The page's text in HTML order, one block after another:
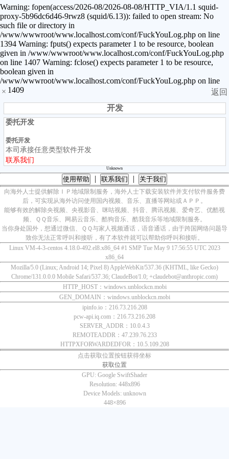
Warning: fopen(access/2026-08/2026-08-08/HTTP_VIA/1.1 squid-
proxy-5b96dc6d46-9rwz8 (squid/6.13)): failed to open stream: No
such file or directory in
/www/wwwroot/www.localhost.com/conf/FuckYouLog.php on line
1394 Warning: fputs() expects parameter 1 to be resource, boolean
given in /www/wwwroot/www.localhost.com/conf/FuckYouLog.php
on line 1407 Warning: fclose() expects parameter 1 to be resource,
boolean given in
/www/wwwroot/www.localhost.com/conf/FuckYouLog.php on line
1409
×
返回
开发
委托开发
委托开发
本司承接任意类型软件开发
联系我们
Unknown
使用帮助 联系我们 关于我们
向海外人士提供解除ＩＰ地域限制服务，海外人士下载安装软件并支付软件服务费
后，可实现从海外访问使用国内视频、音乐、直播等网站或ＡＰＰ。
能够有效的解除央视频、央视影音、咪咕视频、抖音、腾讯视频、爱奇艺、优酷视
频、ＱＱ音乐、网易云音乐、酷狗音乐、酷我音乐等地域限制服务。
当你身处国外，想通过微信、ＱＱ与家人视频通话，语音通话，由于跨国网络问题导
致你无法正常呼叫和接听，有了本软件就可以帮助你呼叫和接听。
Linux VM-4-3-centos 4.18.0-492.el8.x86_64 #1 SMP Tue May 9 17:56:55 UTC 2023
x86_64
Mozilla/5.0 (Linux; Android 14; Pixel 8) AppleWebKit/537.36 (KHTML, like Gecko)
Chrome/131.0.0.0 Mobile Safari/537.36; ClaudeBot/1.0; +claudebot@anthropic.com)
HTTP_HOST：windows.unblockcn.mobi
GEN_DOMAIN：windows.unblockcn.mobi
ipinfo.io：216.73.216.208
pcw-api.iq.com：216.73.216.208
SERVER_ADDR：10.0.4.3
REMOTEADDR：47.239.76.233
HTTPXFORWARDEDFOR：10.5.109.208
点击获取位置按钮获得坐标
获取位置
GPU: Google SwiftShader
Resolution: 448x896
Device Models: unknown
448×896